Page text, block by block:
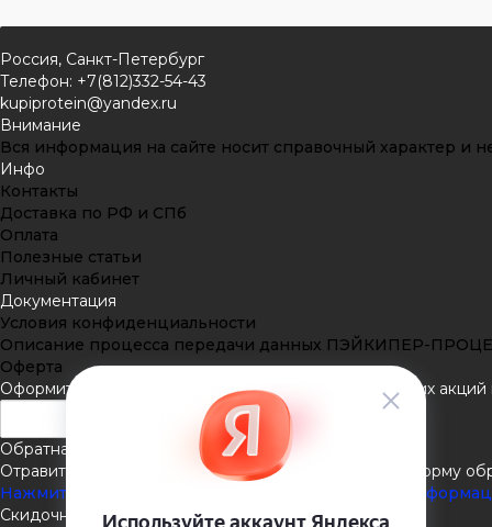
Россия, Санкт-Петербург
Телефон: +7(812)332-54-43
kupiprotein@yandex.ru
Внимание
Вся информация на сайте носит справочный характер и
Инфо
Контакты
Доставка по РФ и СПб
Оплата
Полезные статьи
Личный кабинет
Документация
Условия конфиденциальности
Описание процесса передачи данных ПЭЙКИПЕР-
Оферта
Оформить подписку
Подпишитесь на рассылку наших
Обратная связь
Отравить нам сообщение или задать вопрос через форму
Нажмите здесь для получения дополнительной
Скидочная система